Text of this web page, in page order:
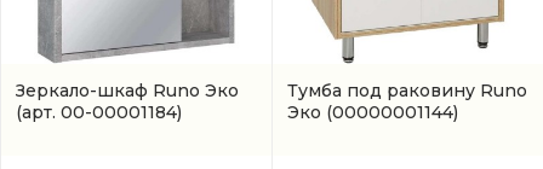
Зеркало-шкаф Runo Эко
(арт. 00-00001184)
Тумба под раковину Runo
Эко (00000001144)